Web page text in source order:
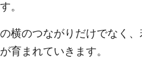
。
横のつながりだけでなく
育まれていきます。